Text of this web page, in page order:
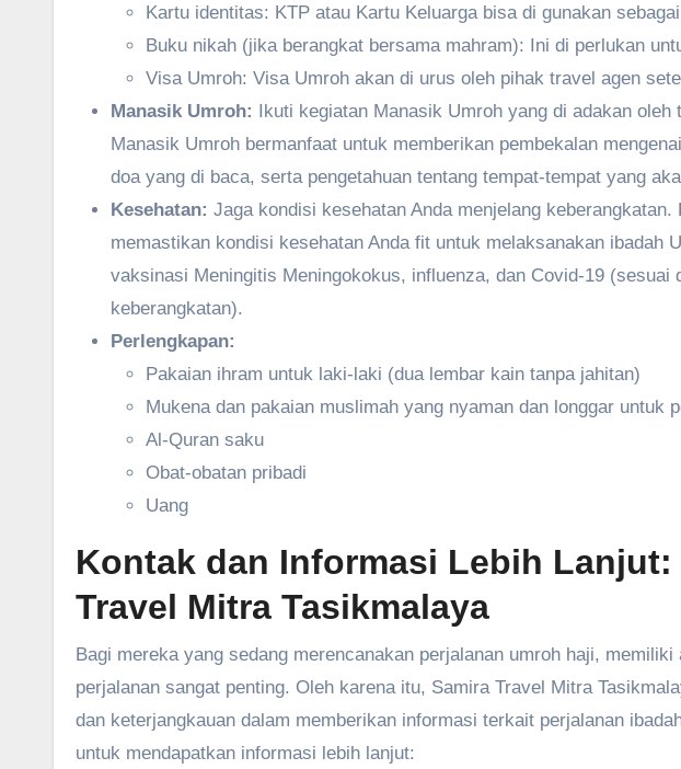
Kartu identitas: KTP atau Kartu Keluarga bisa di gunakan
Buku nikah (jika berangkat bersama mahram): Ini di perlukan
Visa Umroh: Visa Umroh akan di urus oleh pihak travel agen
Manasik Umroh: Ikuti kegiatan Manasik Umroh yang di adakan
Manasik Umroh bermanfaat untuk memberikan pembekalan
doa yang di baca, serta pengetahuan tentang tempat-tempat yang
Kesehatan: Jaga kondisi kesehatan Anda menjelang
memastikan kondisi kesehatan Anda fit untuk melaksanakan ibadah
vaksinasi Meningitis Meningokokus, influenza, dan Covid-19 (sesuai
keberangkatan).
Perlengkapan:
Pakaian ihram untuk laki-laki (dua lembar kain tanpa jahitan)
Mukena dan pakaian muslimah yang nyaman dan longgar untuk
Al-Quran saku
Obat-obatan pribadi
Uang
Kontak dan Informasi Lebih
Travel Mitra Tasikmalaya
Bagi mereka yang sedang merencanakan perjalanan umroh haji,
perjalanan sangat penting. Oleh karena itu, Samira Travel Mitra
dan keterjangkauan dalam memberikan informasi terkait perjalanan
untuk mendapatkan informasi lebih lanjut: